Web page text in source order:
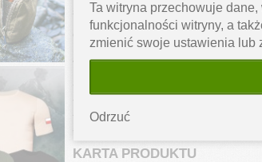
słonecznikowy, cukier trzcinowy,
Opakowanie zawiera 12 tabletek.
Jedna porcja dostarcza:
- Sód:320mg
- Węglowodany: 3g
KARTA PRODUKTU
Ta witryna przechowuje
funkcjonalności witryny, a
zmienić swoje ustawienia lub
Odrzuć